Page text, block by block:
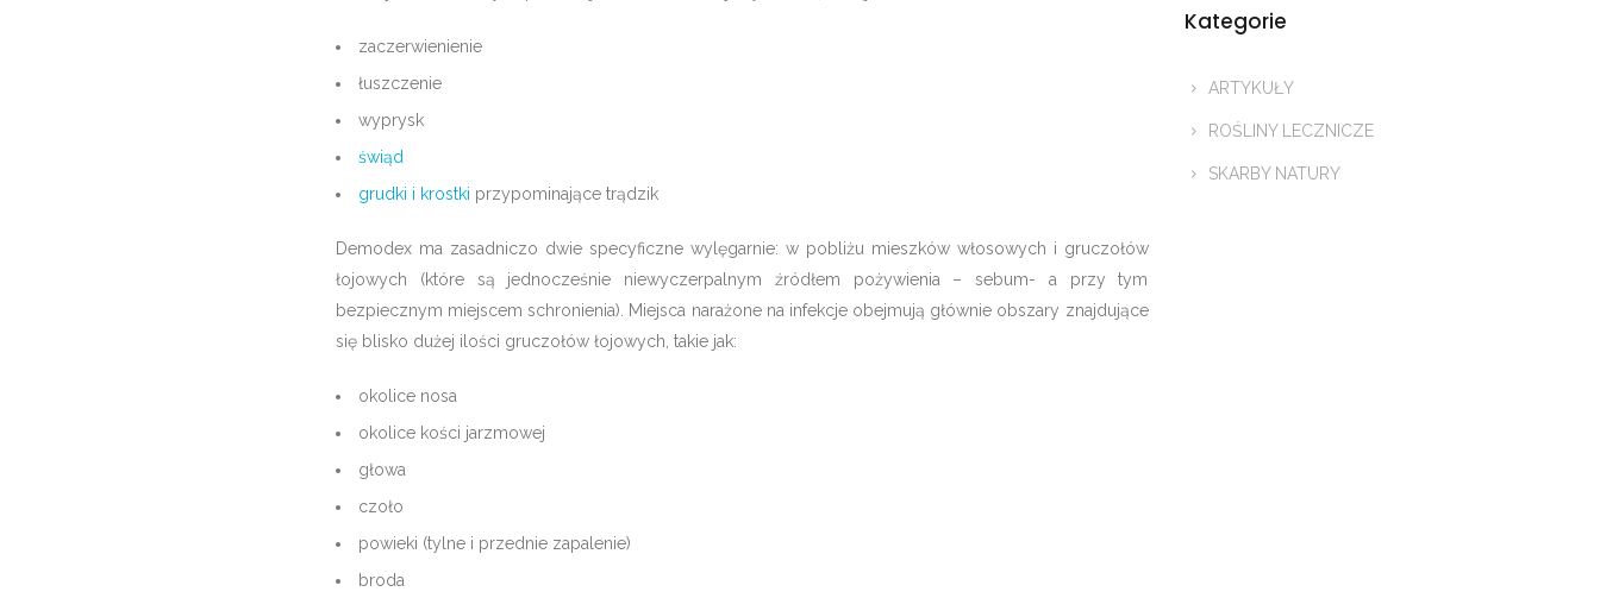
zaczerwienienie
łuszczenie
wyprysk
świąd
grudki i krostki przypominające trądzik
Demodex ma zasadniczo dwie specyficzne wylęgarnie: w pobliżu mieszków włosowych i gruczołów
łojowych (które są jednocześnie niewyczerpalnym źródłem pożywienia – sebum- a przy tym
bezpiecznym miejscem schronienia). Miejsca narażone na infekcje obejmują głównie obszary znajdujące
się blisko dużej ilości gruczołów łojowych, takie jak:
okolice nosa
okolice kości jarzmowej
głowa
czoło
powieki (tylne i przednie zapalenie)
broda
Kategorie
ARTYKUŁY
ROŚLINY LECZNICZE
SKARBY NATURY